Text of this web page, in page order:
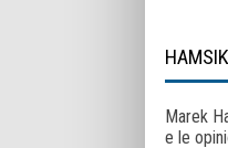
HAMSIK
Marek
e le